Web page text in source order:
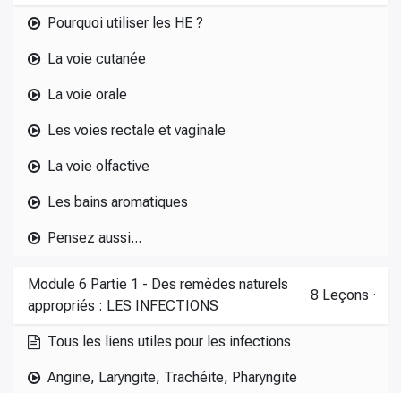
Pourquoi utiliser les HE ?
La voie cutanée
La voie orale
Les voies rectale et vaginale
La voie olfactive
Les bains aromatiques
Pensez aussi...
Module 6 Partie 1 - Des remèdes naturels
appropriés : LES INFECTIONS
8 Leçons ·
Tous les liens utiles pour les infections
Angine, Laryngite, Trachéite, Pharyngite